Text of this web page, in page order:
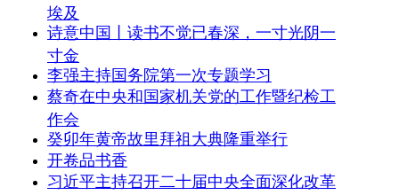
埃及
诗意中国丨读书不觉已春深，一寸光阴一
寸金
李强主持国务院第一次专题学习
蔡奇在中央和国家机关党的工作暨纪检工
作会
癸卯年黄帝故里拜祖大典隆重举行
开卷品书香
习近平主持召开二十届中央全面深化改革